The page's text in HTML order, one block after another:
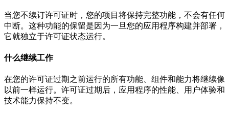
当您不续订许可证时，您的项目将保持完整功能，不会有任何
中断。这种功能的保留是因为一旦您的应用程序构建并部署，
它就独立于许可证状态运行。
什么继续工作
在您的许可证过期之前运行的所有功能、组件和能力将继续像
以前一样运行。许可证过期后，应用程序的性能、用户体验和
技术能力保持不变。